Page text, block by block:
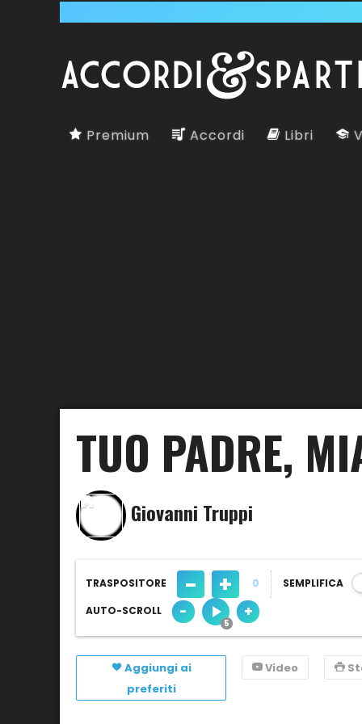
Premium Accordi Libri
TUO PADRE,
Giovanni Truppi
TRASPOSITORE - + 0
SEMPLIFICA
AUTO-SCROLL
- +
Aggiungi ai
preferiti
Video